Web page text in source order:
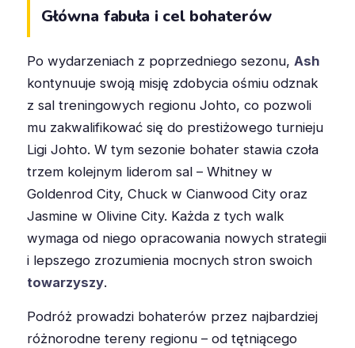
Główna fabuła i cel bohaterów
Po wydarzeniach z poprzedniego sezonu, Ash
kontynuuje swoją misję zdobycia ośmiu odznak
z sal treningowych regionu Johto, co pozwoli
mu zakwalifikować się do prestiżowego turnieju
Ligi Johto. W tym sezonie bohater stawia czoła
trzem kolejnym liderom sal – Whitney w
Goldenrod City, Chuck w Cianwood City oraz
Jasmine w Olivine City. Każda z tych walk
wymaga od niego opracowania nowych strategii
i lepszego zrozumienia mocnych stron swoich
towarzyszy.
Podróż prowadzi bohaterów przez najbardziej
różnorodne tereny regionu – od tętniącego